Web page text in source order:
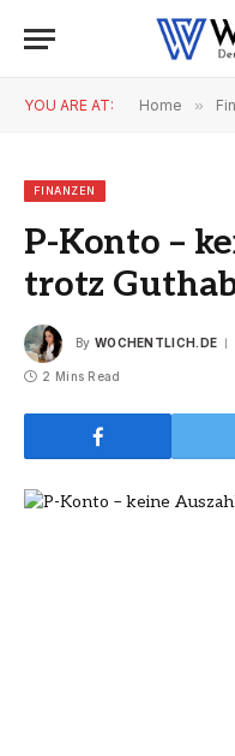
YOU ARE AT: Home »
FINANZEN
P-Konto –
trotz
By WOCHENTLICH.DE
2 Mins Read